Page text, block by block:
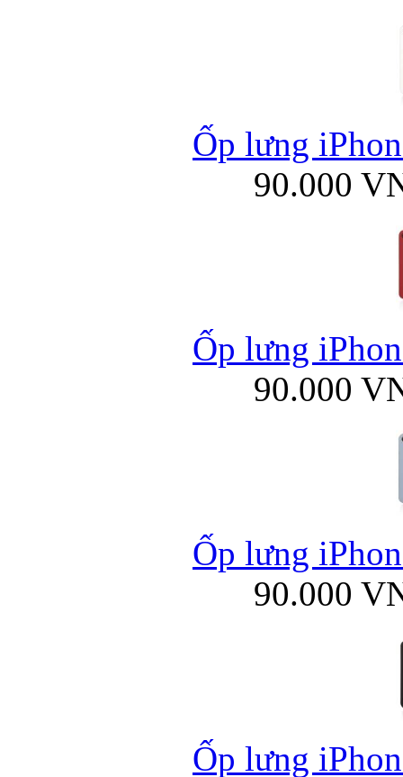
Ốp lưng
90.000
Ốp lưng
90.000
Ốp lưng
90.000
Ốp lưng